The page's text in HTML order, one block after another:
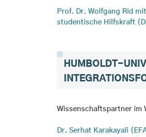
Prof. Dr. Wolfgang Rid
studentische Hilfskraft
HUMBOLDT-
Wissenschaftspartner im
Dr. Serhat Karakayali